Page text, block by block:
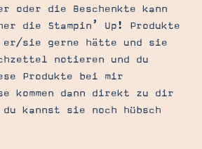
oder die Beschenkte kann
die Stampin’ Up! Produkte
er/sie gerne hätte und sie
notieren und du
Produkte bei mir
kommen dann direkt zu dir
du kannst sie noch hübsch